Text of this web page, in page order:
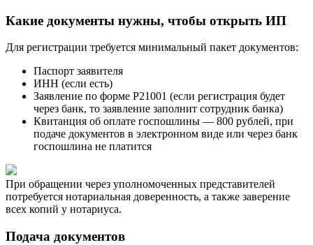
Какие документы нужны, чтобы открыть ИП
Для регистрации требуется минимальный пакет документов:
Паспорт заявителя
ИНН (если есть)
Заявление по форме Р21001 (если регистрация будет
через банк, то заявление заполнит сотрудник банка)
Квитанция об оплате госпошлины — 800 рублей, при
подаче документов в электронном виде или через банк
госпошлина не платится
При обращении через уполномоченных представителей
потребуется нотариальная доверенность, а также заверение
всех копий у нотариуса.
Подача документов